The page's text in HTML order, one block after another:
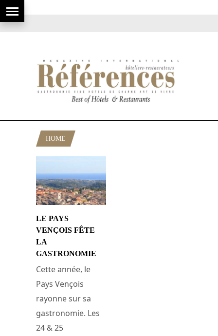
HOME
LE PAYS
VENÇOIS FÊTE
LA
GASTRONOMIE
Cette année, le
Pays Vençois
rayonne sur sa
gastronomie. Les
24 & 25